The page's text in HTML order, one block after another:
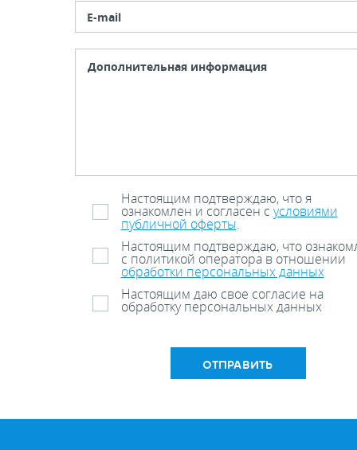
E-mail
Настоящим подтверждаю, что я
ознакомлен и согласен с условиями
публичной оферты.
Настоящим подтверждаю, что
с политикой оператора в отношении
обработки персональных данных
Настоящим даю свое согласие на
обработку персональных данных
ОТПРАВИТЬ